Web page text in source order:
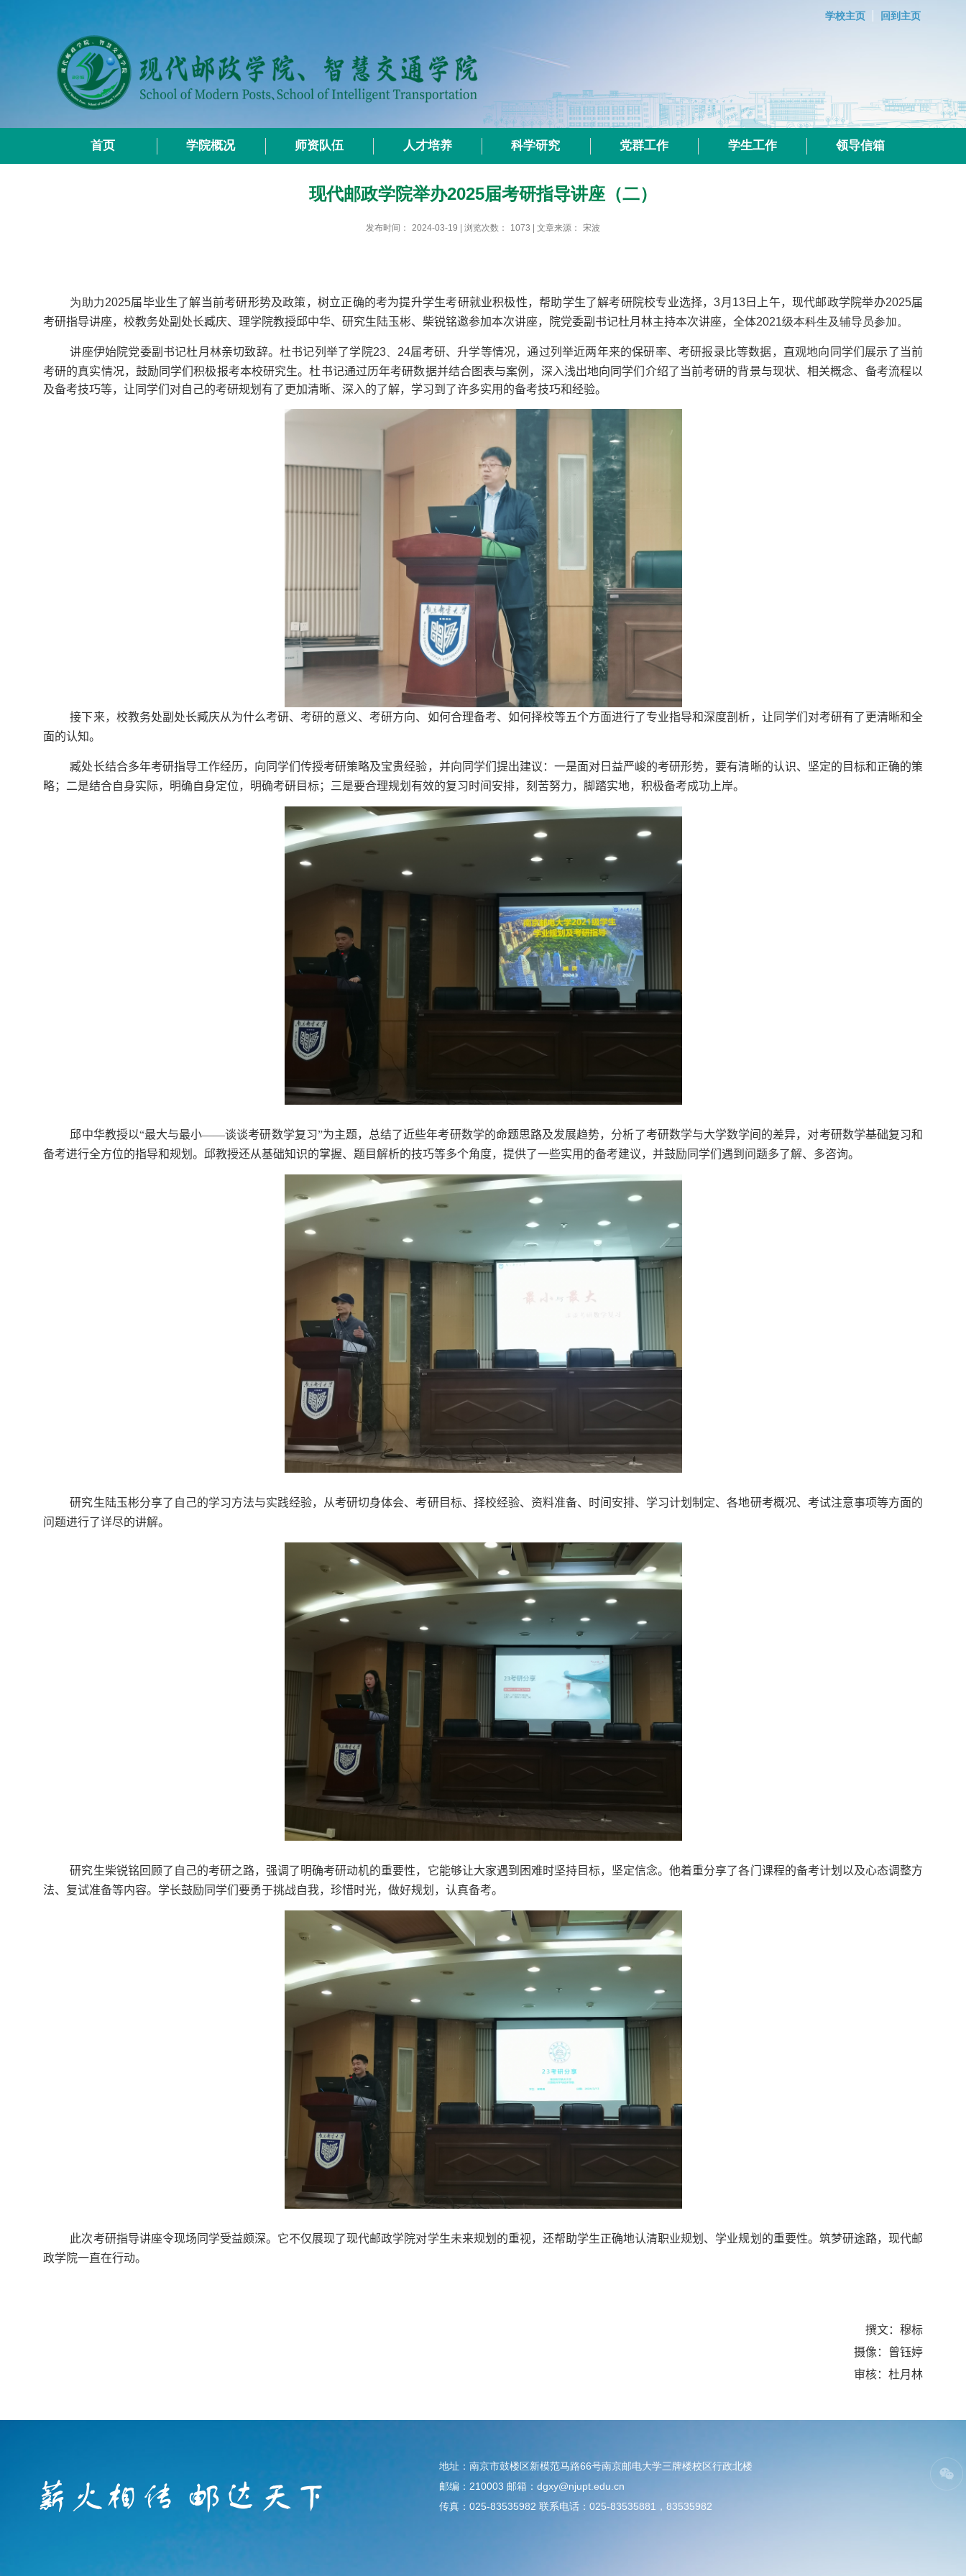
学校主页 回到主页
首页 学院概况 师资队伍 人才培养 科学研究 党群工作 学生工作 领导信箱
现代邮政学院举办2025届考研指导讲座（二）
发布时间： 2024-03-19 | 浏览次数： 1073 | 文章来源： 宋波
为助力2025届毕业生了解当前考研形势及政策，树立正确的考为提升学生考研就业积极性，帮助学生了解考研院校专业选择，3月 13日上午，现代邮政学院举办2025届
考研指导讲座， 校教务处副处长臧庆、 理学院教授邱中华、研究生陆玉彬、柴锐铭邀参加本次讲座， 院党委副书记杜月林主持本次讲座， 全体2021级本科生及辅导员参加。
讲座伊始院党委副书记杜月林亲切致辞。杜书记列举了学院23、 24届考研、升学等情况，通过列举近两年来的保研率、考研报录比等数据，直观地向同学们展示了当前
考研的真实情况， 鼓励同学们积极报考本校研究生。杜书记通过历年考研数据并结合图表与案例，深入浅出地向同学们介绍了当前考研的背景与现状、相关概念、备考流程以
及备考技巧等，让同学们对自己的考研规划有了更加清晰、深入的了解，学习到了许多实用的备考技巧和经验。
接下来，校教务处副处长臧庆从为什么考研、考研的意义、考研方向、如何合理备考、如何择校等五个方面进行了专业指导和深度剖析，让同学们对考研有了更清晰和全
面的认知。
臧处长结合多年考研指导工作经历，向同学们传授考研策略及宝贵经验，并向同学们提出建议：一是面对日益严峻的考研形势，要有清晰的认识、坚定的目标和正确的策
略；二是结合自身实际，明确自身定位，明确考研目标；三是要合理规划有效的复习时间安排，刻苦努力，脚踏实地，积极备考成功上岸。
邱中华教授以“最大与最小——谈谈考研数学复习”为主题，总结了近些年考研数学的命题思路及发展趋势，分析了考研数学与大学数学间的差异，对考研数学基础复习和
备考进行全方位的指导和规划。邱教授还从基础知识的掌握、题目解析的技巧等多个角度，提供了一些实用的备考建议，并鼓励同学们遇到问题多了解、多咨询。
研究生陆玉彬分享了自己的学习方法与实践经验，从考研切身体会、考研目标、择校经验、资料准备、时间安排、学习计划制定、各地研考概况、考试注意事项等方面的
问题进行了详尽的讲解。
研究生柴锐铭回顾了自己的考研之路，强调了明确考研动机的重要性，它能够让大家遇到困难时坚持目标，坚定信念。他着重分享了各门课程的备考计划以及心态调整方
法、复试准备等内容。学长鼓励同学们要勇于挑战自我，珍惜时光，做好规划，认真备考。
此次考研指导讲座令现场同学受益颇深。它不仅展现了现代邮政学院对学生未来规划的重视，还帮助学生正确地认清职业规划、学业规划的重要性。筑梦研途路，现代邮
政学院一直在行动。
撰文：穆标
摄像：曾钰婷
审核：杜月林
地址：南京市鼓楼区新模范马路66号南京邮电大学三牌楼校区行政北楼
邮编：210003 邮箱：dgxy@njupt.edu.cn
传真：025-83535982 联系电话：025-83535881，83535982